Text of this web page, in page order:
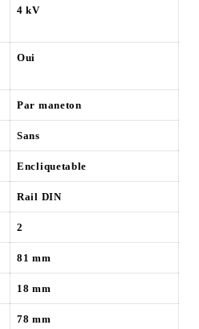
4 kV
Oui
Par maneton
Sans
Encliquetable
Rail DIN
2
81 mm
18 mm
78 mm